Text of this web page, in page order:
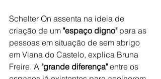
Schelter On assenta na ideia de
criação de um "espaço digno" para as
pessoas em situação de sem abrigo
em Viana do Castelo, explica Bruna
Freire. A "grande diferença" entre os